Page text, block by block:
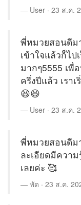
User · 23 ส.ค.
พี่หมวยสอนดีม
เข้าใจแล้วก็ไป
มากๆ5555 เพื่
ครึ่งปีแล้ว เรา
😆😆
User · 23 ส.ค.
พี่หมวยสอนดีม
ละเอียดมีควา
เลยค่ะ 🥰
พัด · 23 ส.ค.